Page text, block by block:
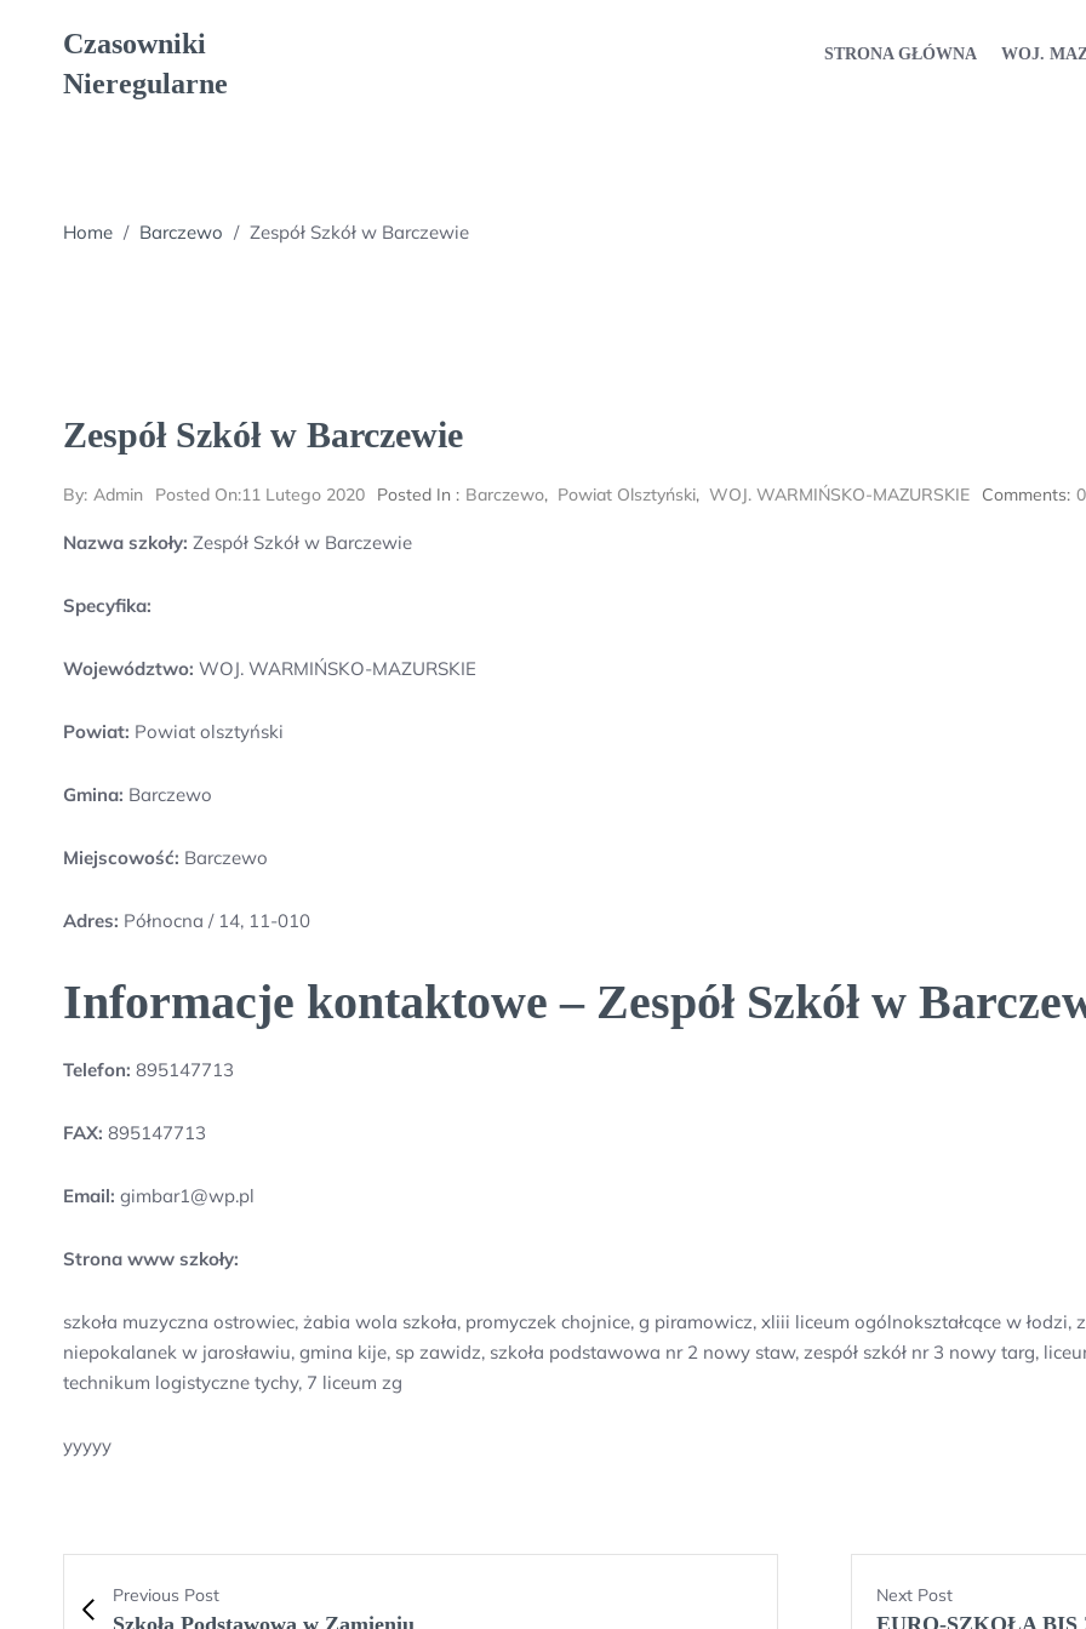
Czasowniki
Nieregularne
STRONA GŁÓWNA WOJ.
Home / Barczewo / Zespół Szkół w Barczewie
Zespół Szkół w Barczewie
By: Admin Posted On:11 Lutego 2020 Posted In : Barczewo, Powiat Olsztyński, WOJ. WARMIŃSKO-MAZURSKIE Comments: 0
Nazwa szkoły: Zespół Szkół w Barczewie
Specyfika:
Województwo: WOJ. WARMIŃSKO-MAZURSKIE
Powiat: Powiat olsztyński
Gmina: Barczewo
Miejscowość: Barczewo
Adres: Północna / 14, 11-010
Informacje kontaktowe – Zespół Szkół w
Telefon: 895147713
FAX: 895147713
Email: gimbar1@wp.pl
Strona www szkoły:
szkoła muzyczna ostrowiec, żabia wola szkoła, promyczek chojnice, g piramowicz, xliii liceum ogólnokształcące w
niepokalanek w jarosławiu, gmina kije, sp zawidz, szkoła podstawowa nr 2 nowy staw, zespół szkół nr 3 nowy targ,
technikum logistyczne tychy, 7 liceum zg
yyyyy
Previous Post
Szkoła Podstawowa w Zamieniu
Next Post
EURO-SZKOŁA BIS